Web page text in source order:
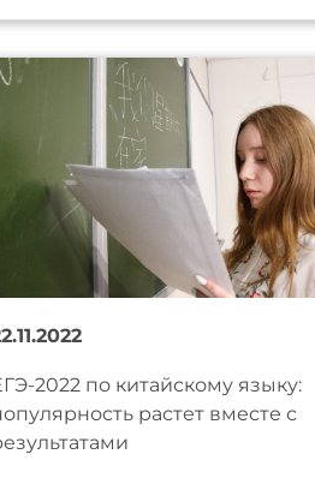
2022 по китайскому языку:
растет вместе с